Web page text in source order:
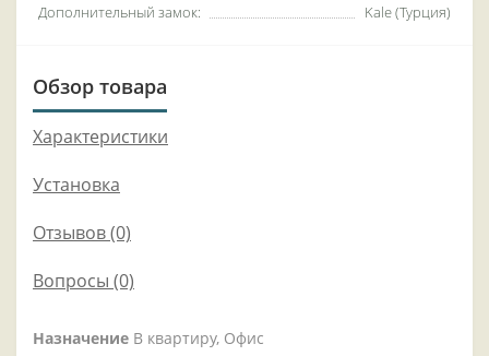
Дополнительный замок:
Kale (Турция)
Обзор товара
Характеристики
Установка
Отзывов (0)
Вопросы (0)
Назначение В квартиру, Офис